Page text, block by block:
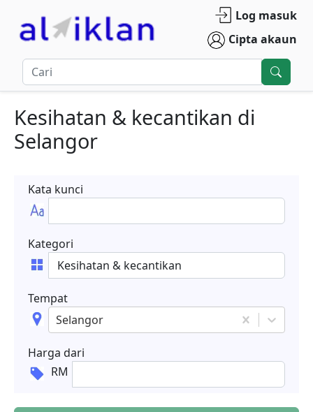
Log masuk
Cipta akaun
Kesihatan & kecantikan di
Selangor
Kata kunci
Kategori
Tempat
Selangor
Harga dari
RM